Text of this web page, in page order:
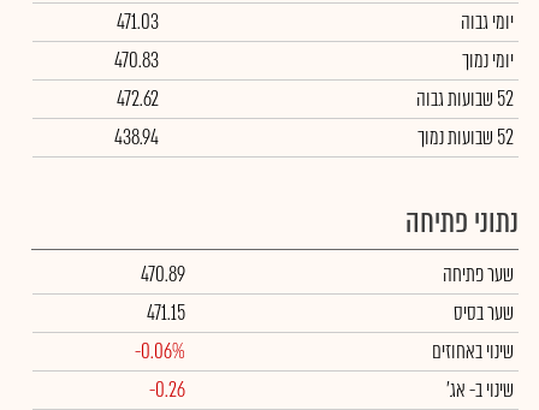
יומי גבוה
471.03
יומי נמוך
470.83
52 שבועות גבוה
472.62
52 שבועות נמוך
438.94
נתוני פתיחה
שער פתיחה
470.89
שער בסיס
471.15
שינוי באחוזים
-0.06%
שינויב- אג'
-0.26